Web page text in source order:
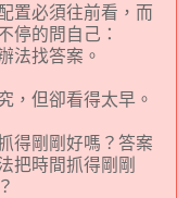
置必須往前看，而
停的問自己：
法找答案。
，但卻看得太早。
得剛剛好嗎？答案
把時間抓得剛剛